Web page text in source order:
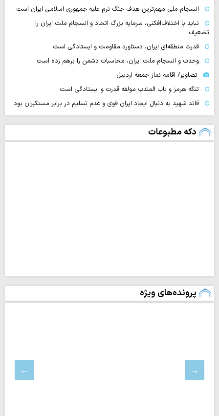
انسجام ملی مهم‌ترین هدف جنگ نرم علیه جمهوری اسلامی ایران است
نباید با اختلاف‌افکنی، سرمایه بزرگ اتحاد و انسجام ملت ایران را
تضعیف…
قدرت منطقه‌ای ایران، دستاورد مقاومت و ایستادگی است
وحدت و انسجام ملت ایران، محاسبات دشمن را برهم زده است
تصاویر/ اقامه نماز جمعه اردبیل
تنگه‌ هرمز و باب المندب مولفه قدرت و ایستادگی است
قائد شهید به دنبال ایجاد ایران قوی و عدم تسلیم در برابر مستکبران بود
دکه مطبوعات
پرونده‌های ویژه